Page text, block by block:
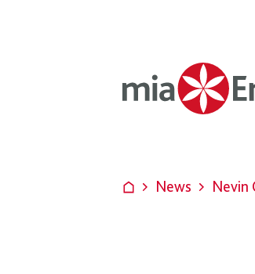
News Nevin